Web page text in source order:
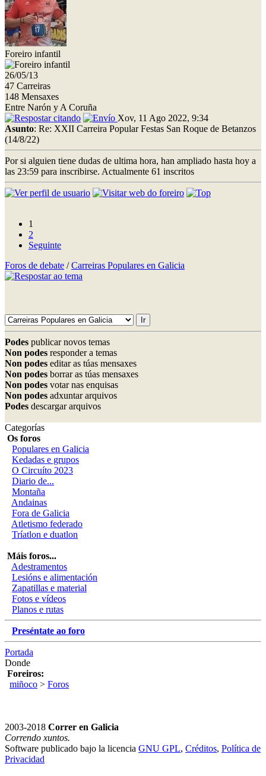
Foreiro infantil
26/05/13
47 Carreiras
148 Mensaxes
Entre Narón y A Coruña
Xov, 11 Ago 2022, 9:34
Asunto: Re: XXII Carreira Popular Festas San Roque de Betanzos
(14/8/22)
Por si alguien tiene dudas de ultima hora, han ampliado hasta hoy a
las 23:59 para inscribirse. Actualmente 61 inscritos
1
2
Seguinte
Foros de debate /Carreiras Populares en Galicia
Podes publicar novos temas
Non podes responder a temas
Non podes editar as túas mensaxes
Non podes borrar as túas mensaxes
Non podes votar nas enquisas
Non podes adxuntar arquivos
Podes descargar arquivos
Categorías
Os foros
Populares en Galicia
Kedadas e grupos
O Circuíto 2023
Diario de...
Montaña
Andainas
Fora de Galicia
Atletismo federado
Tríatlon e duatlon
Máis foros...
Adestramentos
Lesións e alimentación
Zapatillas e material
Fotos e vídeos
Planos e rutas
Preséntate ao foro
Portada
Donde
Foreiros:
miñoco > Foros
2003-2018 Correr en Galicia
Correndo xuntos.
Software publicado bajo la licencia GNU GPL, Créditos, Política de
Privacidad